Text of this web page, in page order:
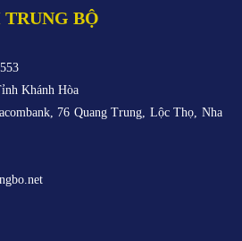
BỘ
Khánh Hòa
76 Quang Trung, Lộc Thọ, Nha